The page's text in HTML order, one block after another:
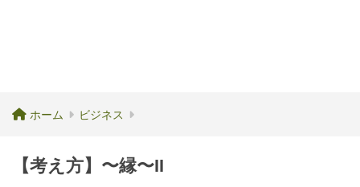
ホーム ビジネス
【考え方】〜縁〜II